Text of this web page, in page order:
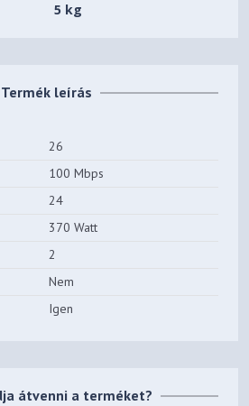
5 kg
Termék leírás
26
100 Mbps
24
370 Watt
2
Nem
Igen
átvenni a terméket?